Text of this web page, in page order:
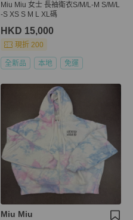
Miu Miu 女士 長袖衛衣S/M/L-M S/M/L
-S XS S M L XL碼
HKD 15,000
現折 200
全新品 本地 免運
Miu Miu